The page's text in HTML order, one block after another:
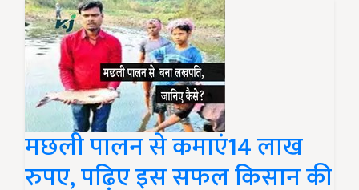
मछली पालन से कमाएं14 लाख
रुपए, पढ़िए इस सफल किसान की